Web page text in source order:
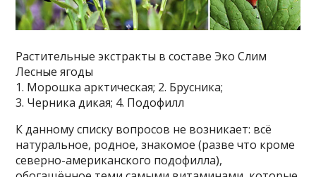
Растительные экстракты в составе Эко Слим
Лесные ягоды
1. Морошка арктическая; 2. Брусника;
3. Черника дикая; 4. Подофилл
К данному списку вопросов не возникает: всё
натуральное, родное, знакомое (разве что кроме
северно-американского подофилла),